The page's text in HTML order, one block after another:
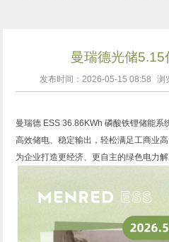
曼瑞德光储5.15
发布时间：2026-05-15 08:58 浏
曼瑞德 ESS 36.86KWh 磷酸铁锂储能
高效储电、稳定输出，轻松满足工商业
为企业打造更经济、更自主的绿色电力解